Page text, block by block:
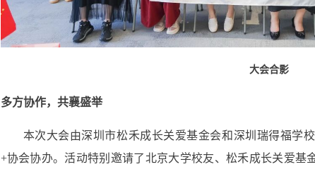
大会合影
多方协作，共襄盛举
本次大会由深圳市松禾成长关爱基金会和深圳瑞得福学
+协会协办。活动特别邀请了北京大学校友、松禾成长关爱基